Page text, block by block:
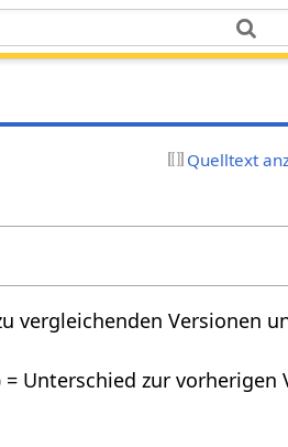
Quelltext
vergleichenden Versionen
= Unterschied zur vorherigen